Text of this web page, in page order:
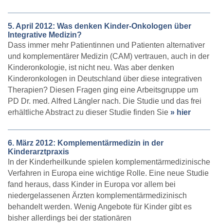
5. April 2012: Was denken Kinder-Onkologen über
Integrative Medizin?
Dass immer mehr Patientinnen und Patienten alternativer
und komplementärer Medizin (CAM) vertrauen, auch in der
Kinderonkologie, ist nicht neu. Was aber denken
Kinderonkologen in Deutschland über diese integrativen
Therapien? Diesen Fragen ging eine Arbeitsgruppe um
PD Dr. med. Alfred Längler nach. Die Studie und das frei
erhältliche Abstract zu dieser Studie finden Sie » hier
6. März 2012: Komplementärmedizin in der
Kinderarztpraxis
In der Kinderheilkunde spielen komplementärmedizinische
Verfahren in Europa eine wichtige Rolle. Eine neue Studie
fand heraus, dass Kinder in Europa vor allem bei
niedergelassenen Ärzten komplementärmedizinisch
behandelt werden. Wenig Angebote für Kinder gibt es
bisher allerdings bei der stationären